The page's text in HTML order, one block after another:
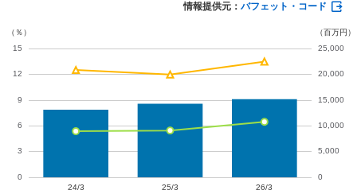
情報提供元： バフェット・コード